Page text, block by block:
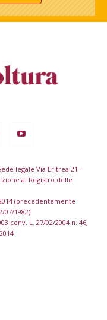
legale Via Eritrea 21 -
al Registro delle
(precedentemente
07/1982)
conv. L. 27/02/2004 n. 46,